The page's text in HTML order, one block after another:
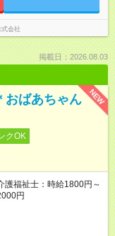
会社
掲載日：2026.08.03
NEW
おばあちゃん
クOK
護福祉士：時給1800円～
円